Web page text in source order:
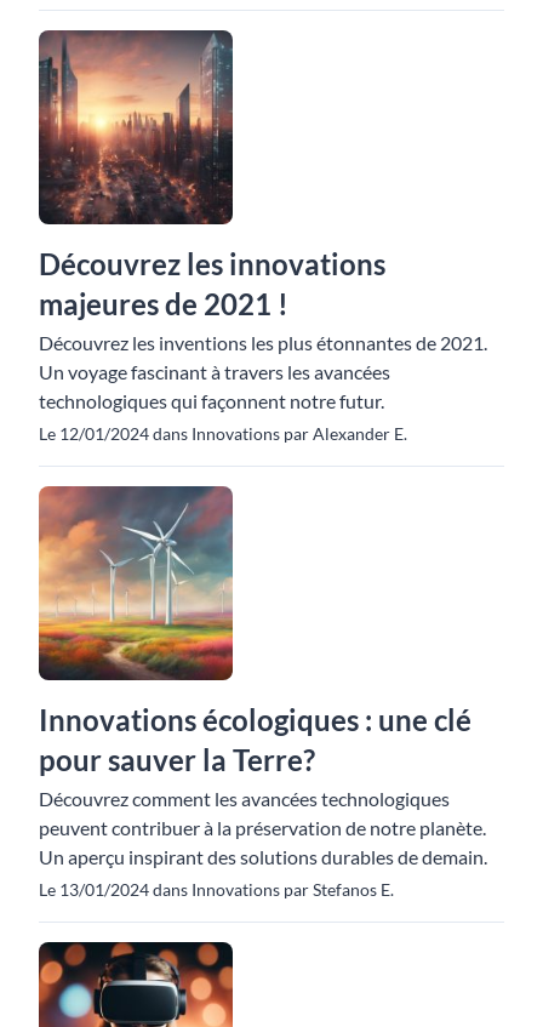
Découvrez les innovations
majeures de 2021 !
Découvrez les inventions les plus étonnantes de 2021.
Un voyage fascinant à travers les avancées
technologiques qui façonnent notre futur.
Le 12/01/2024 dans Innovations par Alexander E.
Innovations écologiques : une clé
pour sauver la Terre?
Découvrez comment les avancées technologiques
peuvent contribuer à la préservation de notre planète.
Un aperçu inspirant des solutions durables de demain.
Le 13/01/2024 dans Innovations par Stefanos E.